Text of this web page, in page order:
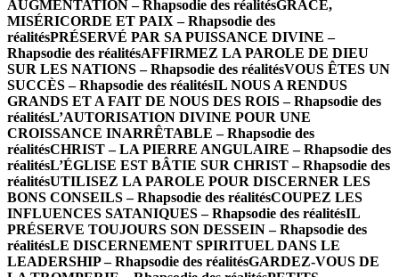
AUGMENTATION – Rhapsodie des réalitésGRÂCE,
MISÉRICORDE ET PAIX – Rhapsodie des
réalitésPRÉSERVÉ PAR SA PUISSANCE DIVINE –
Rhapsodie des réalitésAFFIRMEZ LA PAROLE DE DIEU
SUR LES NATIONS – Rhapsodie des réalitésVOUS ÊTES UN
SUCCÈS – Rhapsodie des réalitésIL NOUS A RENDUS
GRANDS ET A FAIT DE NOUS DES ROIS – Rhapsodie des
réalitésL’AUTORISATION DIVINE POUR UNE
CROISSANCE INARRÊTABLE – Rhapsodie des
réalitésCHRIST – LA PIERRE ANGULAIRE – Rhapsodie des
réalitésL’ÉGLISE EST BÂTIE SUR CHRIST – Rhapsodie des
réalitésUTILISEZ LA PAROLE POUR DISCERNER LES
BONS CONSEILS – Rhapsodie des réalitésCOUPEZ LES
INFLUENCES SATANIQUES – Rhapsodie des réalitésIL
PRÉSERVE TOUJOURS SON DESSEIN – Rhapsodie des
réalitésLE DISCERNEMENT SPIRITUEL DANS LE
LEADERSHIP – Rhapsodie des réalitésGARDEZ-VOUS DE